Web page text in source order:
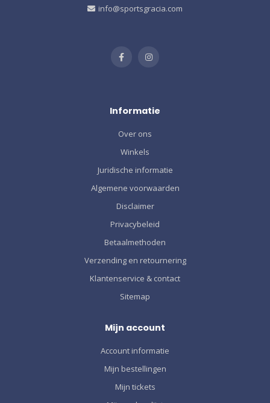
info@sportsgracia.com
Informatie
Over ons
Winkels
Juridische informatie
Algemene voorwaarden
Disclaimer
Privacybeleid
Betaalmethoden
Verzending en retournering
Klantenservice & contact
Sitemap
Mijn account
Account informatie
Mijn bestellingen
Mijn tickets